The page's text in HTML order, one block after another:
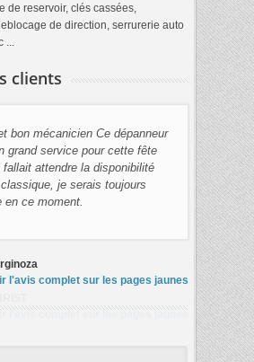
de reservoir, clés cassées,
de direction, serrurerie auto
clients
bon mécanicien Ce dépanneur
grand service pour cette fête
fallait attendre la disponibilité
je serais toujours
en ce moment.
l'avis complet sur les pages jaunes